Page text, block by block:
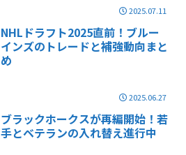
2025.07.11
NHLドラフト2025直前！ブルー
インズのトレードと補強動向まと
め
2025.06.27
ブラックホークスが再編開始！若
手とベテランの入れ替え進行中